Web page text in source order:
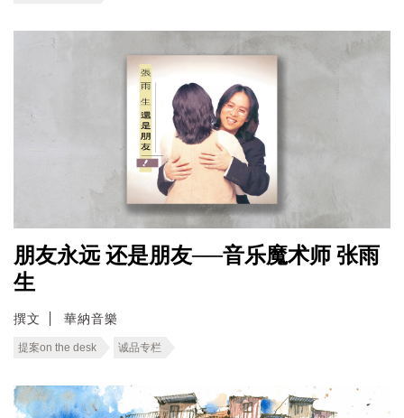
朋友永远 还是朋友──音乐魔术师 张雨
生
撰文 華納音樂
提案on the desk 诚品专栏